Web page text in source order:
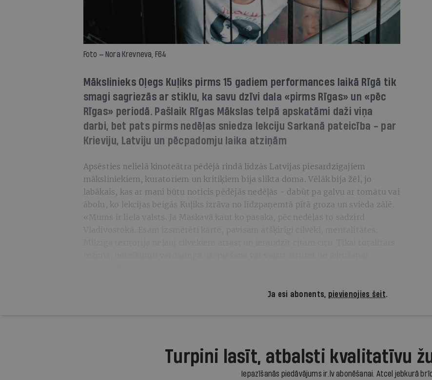
Foto — Nora Krevneva, F64
Mākslinieks Oļegs Kuļiks pirms 15 gadiem performances laikā Rīgā tik
smagi sagriezās ar stiklu, ka savu dzīvi dala «pirms Rīgas» un «pēc
Rīgas» periodā. Pašlaik Rīgas Mākslas telpā apskatāmi daži viņa
darbi, bet pats pirms nedēļas sniedza lekciju Sarkanā pateicība - par
Krieviju, Latviju un pēcpadomju laika atziņām
Apsēsties nelielā kinoteātra pēdējā rindā līdzās Latvijas piesardzīgajiem
māksliniekiem, kuratoriem un kritiķiem bija slikta doma. Vēlāk bija žēl, jo
labākais, kas ar mani būtu noticis pēdējās nedēļās - dabūt pa galvu ar tomātu vai
ābolu, ko lekcijas beigās Kuļiks izrāva no līdzpaņemtā pītā groza un svieda zālē.
«Mums ir liela valsts. Ja Maskavā kaut ko pasaka, pēc nedēļas to sadzird
Ja esi abonents, pievienojies šeit.
Turpini lasīt, atbalsti kvalitatīvu
Iepazīšanās piedāvājums ir.lv abonēšanai. Atcel jebkurā